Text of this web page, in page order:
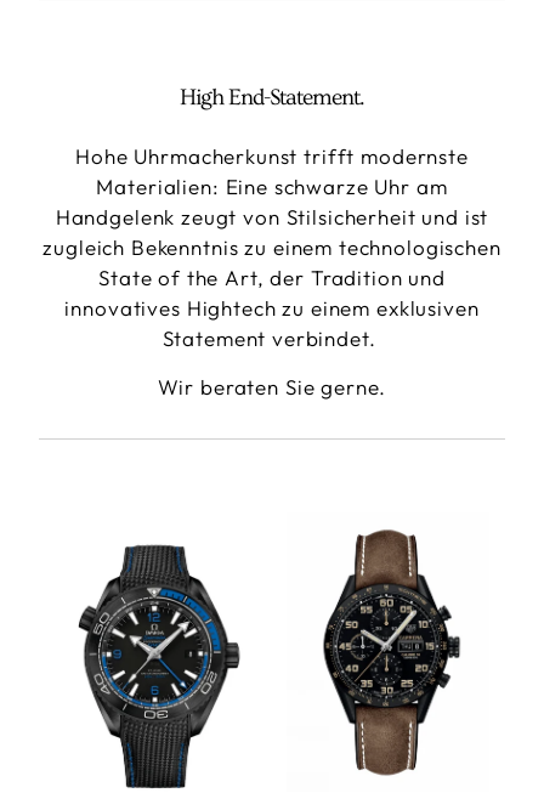
High End-Statement.
Hohe Uhrmacherkunst trifft modernste
Materialien: Eine schwarze Uhr am
Handgelenk zeugt von Stilsicherheit und ist
zugleich Bekenntnis zu einem technologischen
State of the Art, der Tradition und
innovatives Hightech zu einem exklusiven
Statement verbindet.
Wir beraten Sie gerne.